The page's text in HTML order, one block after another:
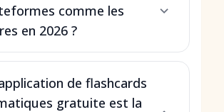
comme les
en 2026 ?
de flashcards
gratuite est la